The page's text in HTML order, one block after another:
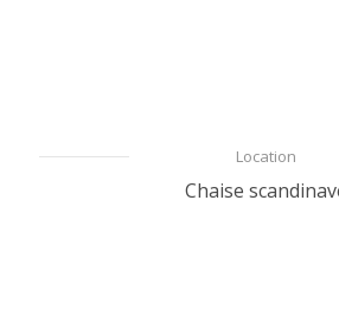
Location
Chaise